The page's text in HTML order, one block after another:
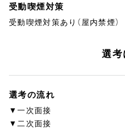
受動喫煙対策
受動喫煙対策あり（屋内禁煙）
選考
選考の流れ
▼一次面接
▼二次面接